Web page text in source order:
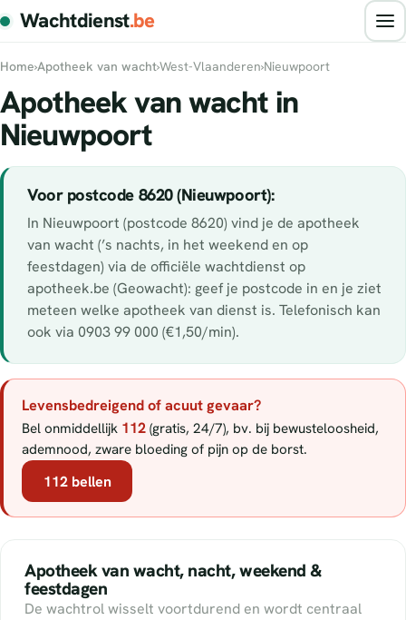
Wachtdienst.be
Home›Apotheek van wacht›West-Vlaanderen›Nieuwpoort
Apotheek van wacht in
Nieuwpoort
Voor postcode 8620 (Nieuwpoort):
In Nieuwpoort (postcode 8620) vind je de apotheek
van wacht (’s nachts, in het weekend en op
feestdagen) via de officiële wachtdienst op
apotheek.be (Geowacht): geef je postcode in en je ziet
meteen welke apotheek van dienst is. Telefonisch kan
ook via 0903 99 000 (€1,50/min).
Levensbedreigend of acuut gevaar?
Bel onmiddellijk 112 (gratis, 24/7), bv. bij bewusteloosheid,
ademnood, zware bloeding of pijn op de borst.
112 bellen
Apotheek van wacht, nacht, weekend &
feestdagen
De wachtrol wisselt voortdurend en wordt centraal